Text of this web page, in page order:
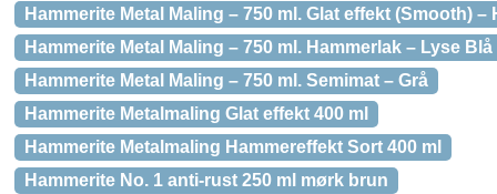
Hammerite Metal Maling – 750 ml. Glat effekt (Smooth) –
Hammerite Metal Maling – 750 ml. Hammerlak – Lyse Blå
Hammerite Metal Maling – 750 ml. Semimat – Grå
Hammerite Metalmaling Glat effekt 400 ml
Hammerite Metalmaling Hammereffekt Sort 400 ml
Hammerite No. 1 anti-rust 250 ml mørk brun